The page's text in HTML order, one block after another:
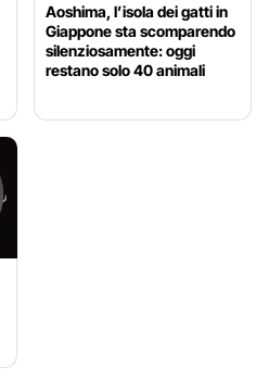
Aoshima, l’isola dei gatti in
Giappone sta scomparendo
silenziosamente: oggi
restano solo 40 animali